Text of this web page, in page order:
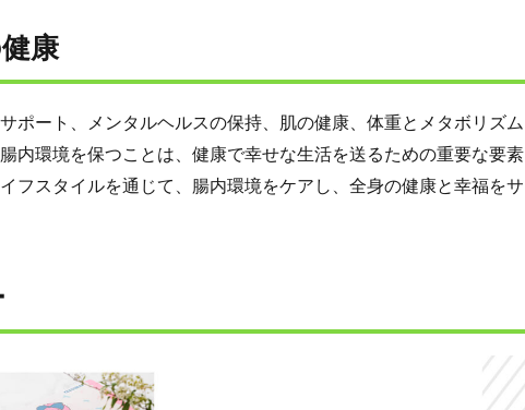
康
ポート、メンタルヘルスの保持、肌の健康、体重とメタボリズム
内環境を保つことは、健康で幸せな生活を送るための重要な要素
フスタイルを通じて、腸内環境をケアし、全身の健康と幸福をサ